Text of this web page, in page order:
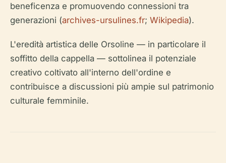
beneficenza e promuovendo connessioni tra
generazioni (archives-ursulines.fr; Wikipedia).
L'eredità artistica delle Orsoline — in particolare il
soffitto della cappella — sottolinea il potenziale
creativo coltivato all'interno dell'ordine e
contribuisce a discussioni più ampie sul patrimonio
culturale femminile.